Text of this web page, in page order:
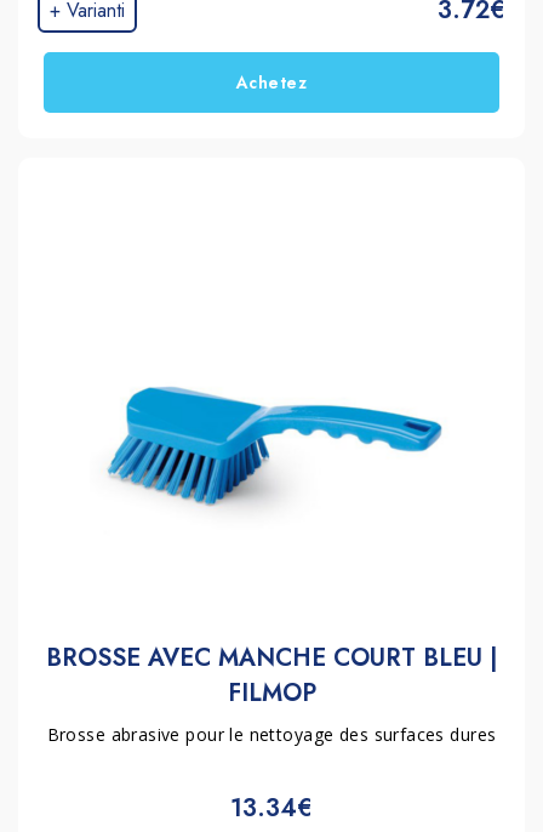
+ Varianti 3.72€
Achetez
BROSSE AVEC MANCHE COURT BLEU |
FILMOP
Brosse abrasive pour le nettoyage des surfaces dures
13.34€